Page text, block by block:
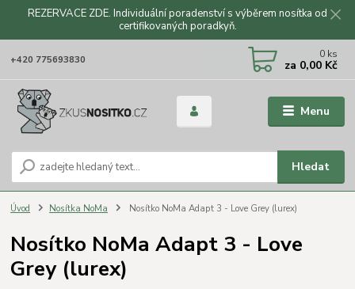
REZERVACE ZDE. Individuální poradenství s výběrem nosítka od
certifikovaných poradkyň.
Menu
Hledat
+420 775693830 0 ks
za 0,00 Kč
Úvod Nosítka NoMa Nosítko NoMa Adapt 3 - Love Grey (lurex)
Nosítko NoMa Adapt 3 - Love
Grey (lurex)